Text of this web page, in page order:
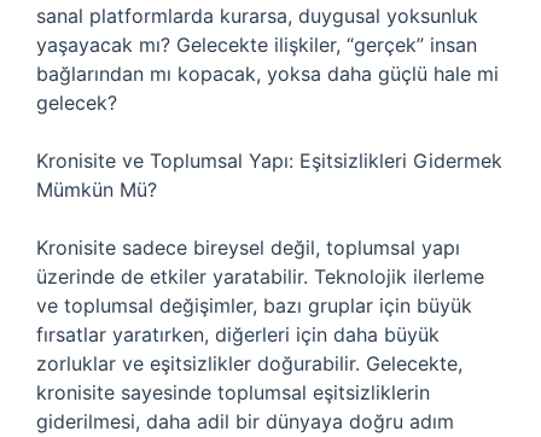
sanal platformlarda kurarsa, duygusal yoksunluk
yaşayacak mı? Gelecekte ilişkiler, “gerçek” insan
bağlarından mı kopacak, yoksa daha güçlü hale mi
gelecek?
Kronisite ve Toplumsal Yapı: Eşitsizlikleri Gidermek
Mümkün Mü?
Kronisite sadece bireysel değil, toplumsal yapı
üzerinde de etkiler yaratabilir. Teknolojik ilerleme
ve toplumsal değişimler, bazı gruplar için büyük
fırsatlar yaratırken, diğerleri için daha büyük
zorluklar ve eşitsizlikler doğurabilir. Gelecekte,
kronisite sayesinde toplumsal eşitsizliklerin
giderilmesi, daha adil bir dünyaya doğru adım